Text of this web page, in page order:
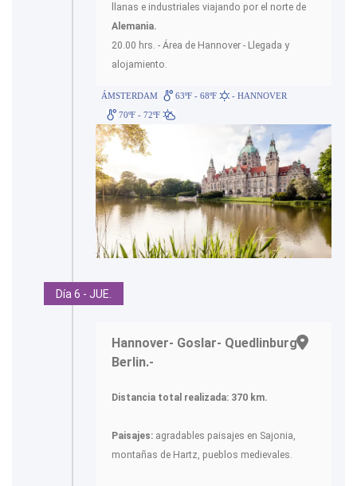
llanas e industriales viajando por el norte de
Alemania.
20.00 hrs. - Área de Hannover - Llegada y
alojamiento.
ÁMSTERDAM 63ºF - 68ºF
- HANNOVER
70ºF - 72ºF
Día 6 - JUE.
Hannover- Goslar- Quedlinburg-
Berlin.-
Distancia total realizada: 370 km.
Paisajes: agradables paisajes en Sajonia,
montañas de Hartz, pueblos medievales.